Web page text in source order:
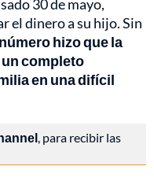
30 de mayo,
el dinero a su hijo. Sin
hizo que la
completo
en una difícil
, para recibir las